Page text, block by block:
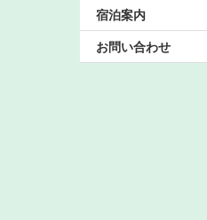
宿泊案内
お問い合わせ